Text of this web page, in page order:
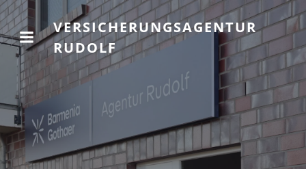
VERSICHERUNGSAGENTUR
RUDOLF